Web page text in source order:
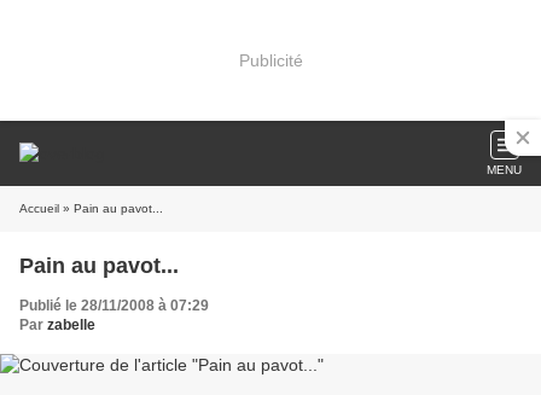
Publicité
MENU
Accueil » Pain au pavot...
Pain au pavot...
Publié le 28/11/2008 à 07:29
Par zabelle